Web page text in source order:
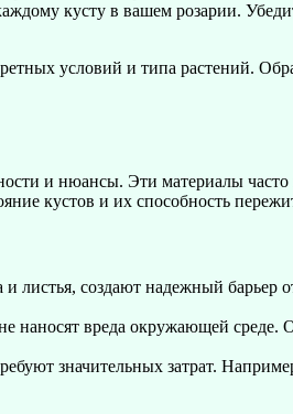
кусту в вашем розарии.
условий и типа растений.
и нюансы. Эти материалы часто
кустов и их способность
листья, создают надежный
наносят вреда окружающей среде.
значительных затрат.